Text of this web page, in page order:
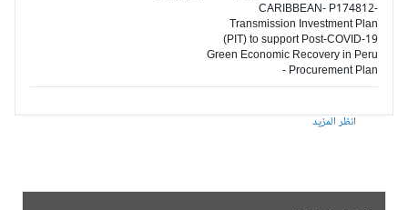
CARIBBEAN- P174812-
Transmission Investment Plan
(PIT) to support Post-COVID-19
Green Economic Recovery in Peru
- Procurement Plan
انظر المزيد